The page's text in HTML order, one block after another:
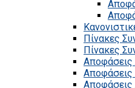
Πίνακες
Πίνακες
Αποφάσεις
Αποφάσεις
Αποφάσεις